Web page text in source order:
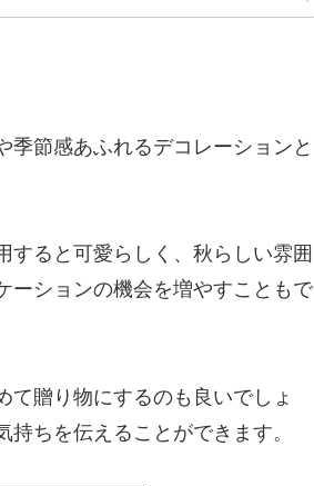
季節感あふれるデコレーションと
すると可愛らしく、秋らしい雰囲
ーションの機会を増やすこともで
て贈り物にするのも良いでしょ
ちを伝えることができます。